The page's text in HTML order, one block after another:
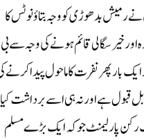
رمیش بدھوڑی کو وجہ بتاؤ نوٹس کا
خیر سگالی قائم ہونے کی وجہ سے بی
بار پھر نفرت کا ماحول پیدا کرنے
قبول ہے اور نہ ہی اسے برداشت
رکن پارلیمنٹ جو کہ ایک بڑے مسلم